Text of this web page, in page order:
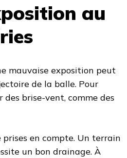
au
mauvaise exposition peut
de la balle. Pour
brise-vent, comme des
en compte. Un terrain
un bon drainage. À